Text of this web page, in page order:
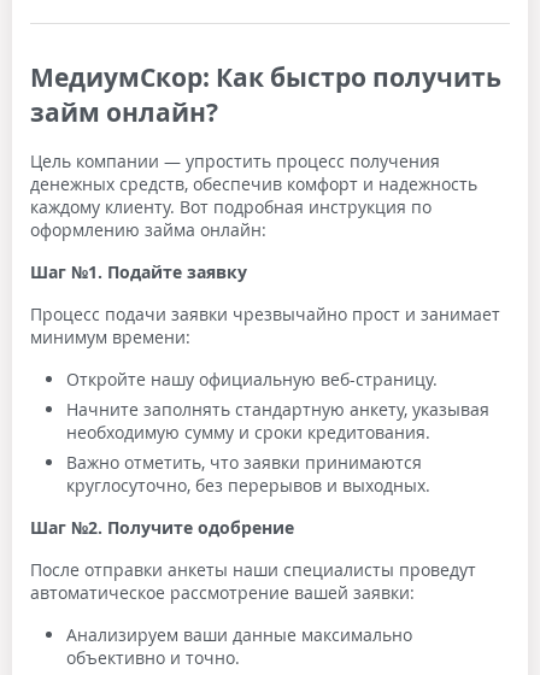
МедиумСкор: Как быстро получить
займ онлайн?
Цель компании — упростить процесс получения
денежных средств, обеспечив комфорт и надежность
каждому клиенту. Вот подробная инструкция по
оформлению займа онлайн:
Шаг №1. Подайте заявку
Процесс подачи заявки чрезвычайно прост и занимает
минимум времени:
Откройте нашу официальную веб-страницу.
Начните заполнять стандартную анкету, указывая
необходимую сумму и сроки кредитования.
Важно отметить, что заявки принимаются
круглосуточно, без перерывов и выходных.
Шаг №2. Получите одобрение
После отправки анкеты наши специалисты проведут
автоматическое рассмотрение вашей заявки:
Анализируем ваши данные максимально
объективно и точно.